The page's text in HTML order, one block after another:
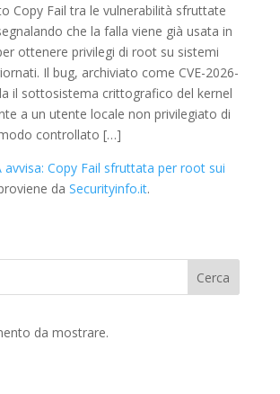
Copy Fail tra le vulnerabilità sfruttate
che la falla viene già usata in
ottenere privilegi di root su sistemi
Il bug, archiviato come CVE-2026-
il sottosistema crittografico del kernel
a un utente locale non privilegiato di
controllato […]
avvisa: Copy Fail sfruttata per root sui
da Securityinfo.it.
Cerca
da mostrare.